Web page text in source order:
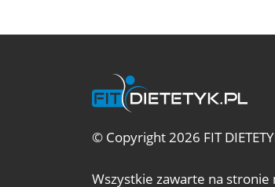
© Copyright 2026 FIT
Wszystkie zawarte na